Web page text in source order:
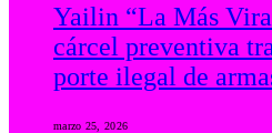
Yailin “La Más
cárcel preventiva
porte ilegal de
marzo 25, 2026